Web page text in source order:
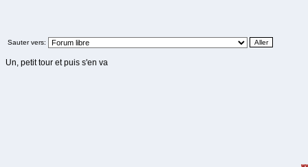
Sauter vers:
Un, petit tour et puis s'en va